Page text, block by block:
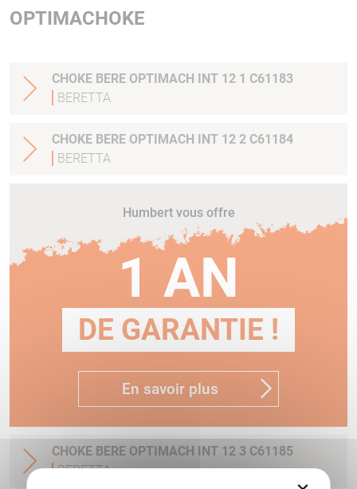
OPTIMACHOKE
CHOKE BERE OPTIMACH INT 12 1 C61183
BERETTA
CHOKE BERE OPTIMACH INT 12 2 C61184
BERETTA
Humbert vous offre
1 AN
DE GARANTIE !
En savoir plus
CHOKE BERE OPTIMACH INT 12 3 C61185
BERETTA